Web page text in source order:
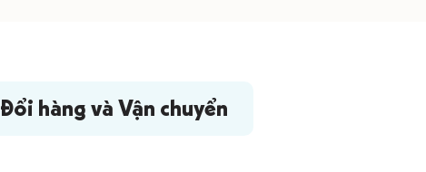
Đổi hàng và Vận chuyển